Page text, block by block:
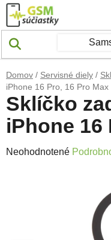
Prejsť na obsah
Domov / Servisné diely /
iPhone 16 Pro, 16 Pro Max
Sklíčko
iPhone 16
Priemerné hodnotenie
Neohodnotené